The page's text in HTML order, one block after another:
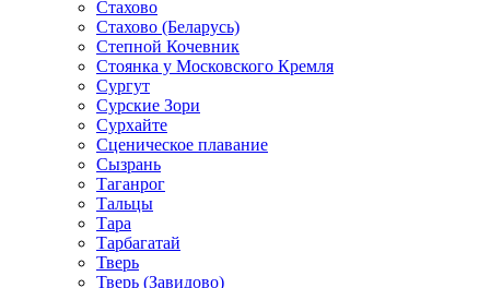
Стахово
Стахово (Беларусь)
Степной Кочевник
Стоянка у Московского Кремля
Сургут
Сурские Зори
Сурхайте
Сценическое плавание
Сызрань
Таганрог
Тальцы
Тара
Тарбагатай
Тверь
Тверь (Завидово)